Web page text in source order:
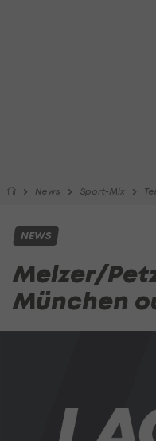
News Sport-Mix
NEWS
Melzer/
München